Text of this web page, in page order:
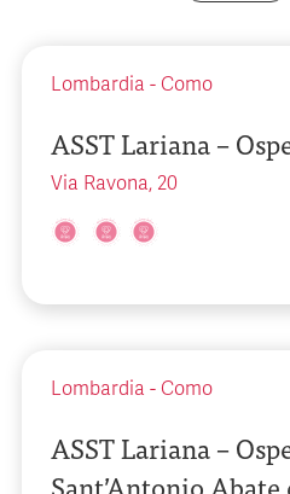
Lombardia - Como
ASST Lariana –
Via Ravona, 20
Lombardia - Como
ASST Lariana –